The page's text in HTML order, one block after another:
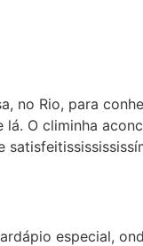
no Rio, para
O climinha
especial,